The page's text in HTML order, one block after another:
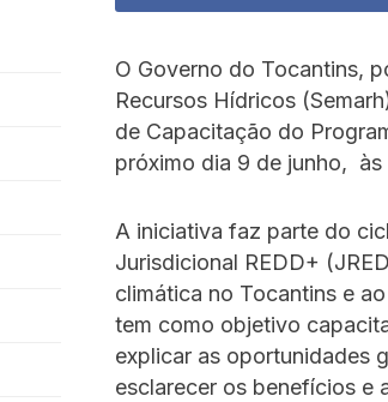
O Governo do Tocantins,
Recursos Hídricos
de Capacitação do
próximo dia 9 de junho, às
A iniciativa faz parte do
Jurisdicional REDD+
climática no Tocantins e
tem como objetivo
explicar as oportunidades
esclarecer os benefícios e